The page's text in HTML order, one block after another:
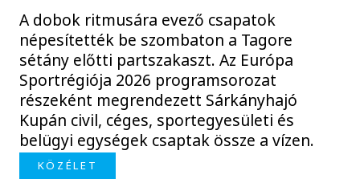
A dobok ritmusára evező csapatok
népesítették be szombaton a Tagore
sétány előtti partszakaszt. Az Európa
Sportrégiója 2026 programsorozat
részeként megrendezett Sárkányhajó
Kupán civil, céges, sportegyesületi és
belügyi egységek csaptak össze a vízen.
KÖZÉLET